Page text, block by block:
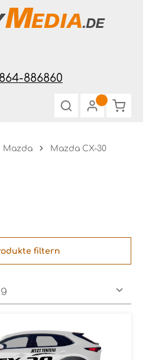
886860
Mazda Mazda CX-30
filtern